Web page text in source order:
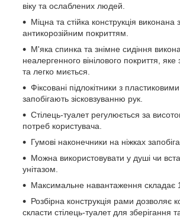
віку та ослаблених людей.
Міцна та стійка конструкція виконана
антикорозійним покриттям.
М'яка спинка та знімне сидіння
неалергенного вінілового покриття, яке
та легко миється.
Фіксовані підлокітники з
запобігають зісковзуванню рук.
Стілець-туалет регулюється за
потреб користувача.
Гумові наконечники на ніжках
Можна використовувати у душі чи
унітазом.
Максимальне навантаження складає
Розбірна конструкція рами дозволяє
скласти стілець-туалет для зберігання